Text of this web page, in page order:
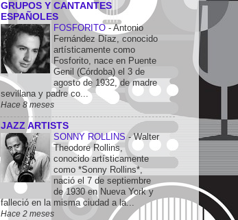
GRUPOS Y CANTANTES
ESPAÑOLES
FOSFORITO-Antonio
Fernández Díaz, conocido
artísticamente como
Fosforito, nace en Puente
Genil (Córdoba) el 3 de
agosto de 1932, de madre
sevillana y padre co...
Hace 8 meses
JAZZ ARTISTS
SONNY ROLLINS-Walter
Theodore Rollins,
conocido artísticamente
como *Sonny Rollins*,
nació el 7 de septiembre
de 1930 en Nueva York y
falleció en la misma ciudad a la...
Hace 2 meses